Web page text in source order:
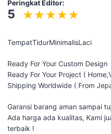
Peringkat Editor:
5
TempatTidurMinimalisLaci
Ready For Your Custom Design
Ready For Your Project (
Shipping Worldwide ( From
Garansi barang aman sampai
Ada harga ada kualitas, Kami
terbaik !